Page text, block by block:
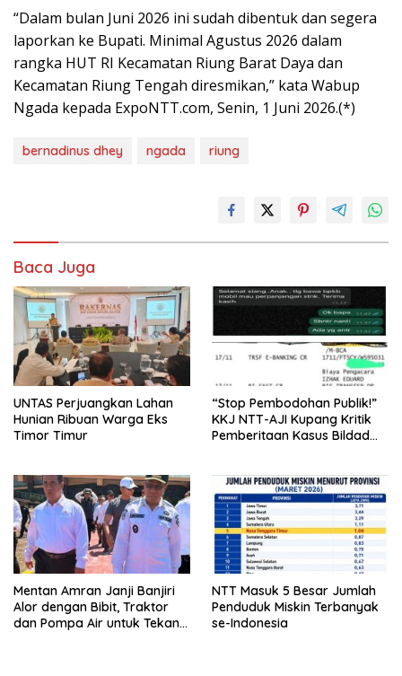
“Dalam bulan Juni 2026 ini sudah dibentuk dan segera
laporkan ke Bupati. Minimal Agustus 2026 dalam
rangka HUT RI Kecamatan Riung Barat Daya dan
Kecamatan Riung Tengah diresmikan,” kata Wabup
Ngada kepada ExpoNTT.com, Senin, 1 Juni 2026.(*)
bernadinus dhey ngada riung
Baca Juga
UNTAS Perjuangkan Lahan
Hunian Ribuan Warga Eks
Timor Timur
“Stop Pembodohan Publik!”
KKJ NTT-AJI Kupang Kritik
Pemberitaan Kasus Bildad
Mentan Amran Janji Banjiri
Alor dengan Bibit, Traktor
dan Pompa Air untuk Tekan
NTT Masuk 5 Besar Jumlah
Penduduk Miskin Terbanyak
se-Indonesia